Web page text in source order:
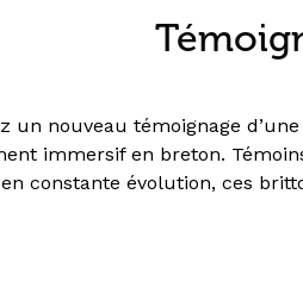
un nouveau témoignage
immersif en breton.
constante évolution, ces